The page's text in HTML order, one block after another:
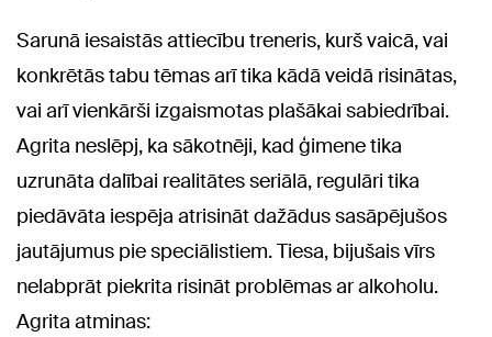
Sarunā iesaistās attiecību treneris, kurš vaicā, vai
konkrētās tabu tēmas arī tika kādā veidā risinātas,
vai arī vienkārši izgaismotas plašākai sabiedrībai.
Agrita neslēpj, ka sākotnēji, kad ģimene tika
uzrunāta dalībai realitātes seriālā, regulāri tika
piedāvāta iespēja atrisināt dažādus sasāpējušos
jautājumus pie speciālistiem. Tiesa, bijušais vīrs
nelabprāt piekrita risināt problēmas ar alkoholu.
Agrita atminas: